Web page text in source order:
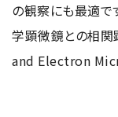
の観察にも最適で
学顕微鏡との相
and Electron